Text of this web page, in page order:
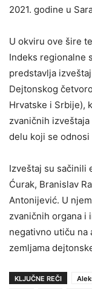
2021. godine u
U okviru ove šire
Indeks regionalne
predstavlja
Dejtonskog
Hrvatske i Srbije),
zvaničnih
delu koji se
Izveštaj su sačinili
Ćurak, Branislav
Antonijević. U
zvaničnih organa i
negativno utiču na
zemljama
KLJUČNE REČI